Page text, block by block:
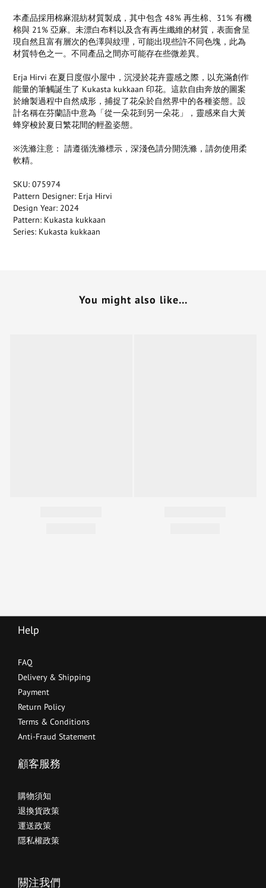
本產品採用棉麻混紡材質製成，其中包含 48% 再生棉、31% 有機
棉與 21% 亞麻。未漂白布料以及含有再生纖維的材質，表面會呈
現自然且富有層次的色澤與紋理，可能出現些許不同色塊，此為
材質特色之一。不同產品之間亦可能存在些微差異。
Erja Hirvi 在夏日度假小屋中，沉浸於花卉靈感之際，以充滿創作
能量的筆觸誕生了 Kukasta kukkaan 印花。這款自由奔放的圖案
於繪製過程中自然成形，捕捉了花朵於自然界中的各種姿態。設
計名稱在芬蘭語中意為「從一朵花到另一朵花」，靈感來自大黃
蜂穿梭於夏日繁花間的輕盈姿態。
※洗滌注意： 請遵循洗滌標示，深淺色請分開洗滌，請勿使用柔
軟精。
SKU: 075974
Pattern Designer: Erja Hirvi
Design Year: 2024
Pattern: Kukasta kukkaan
Series: Kukasta kukkaan
You might also like...
Help
FAQ
Delivery & Shipping
Payment
Return Policy
Terms & Conditions
Anti-Fraud Statement
顧客服務
購物須知
退換貨政策
運送政策
隱私權政策
關注我們